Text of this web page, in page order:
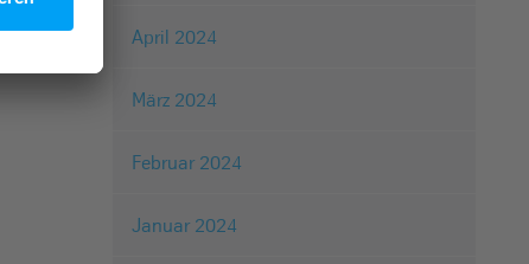
April 2024
März 2024
Februar 2024
Januar 2024